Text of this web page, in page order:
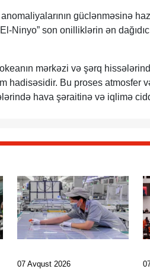
güclənməsinə
Ninyo” son onilliklərin ən
mərkəzi və şərq
hadisəsidir. Bu proses atmosfer
hava şəraitinə və iqlimə
07 Avqust 2026